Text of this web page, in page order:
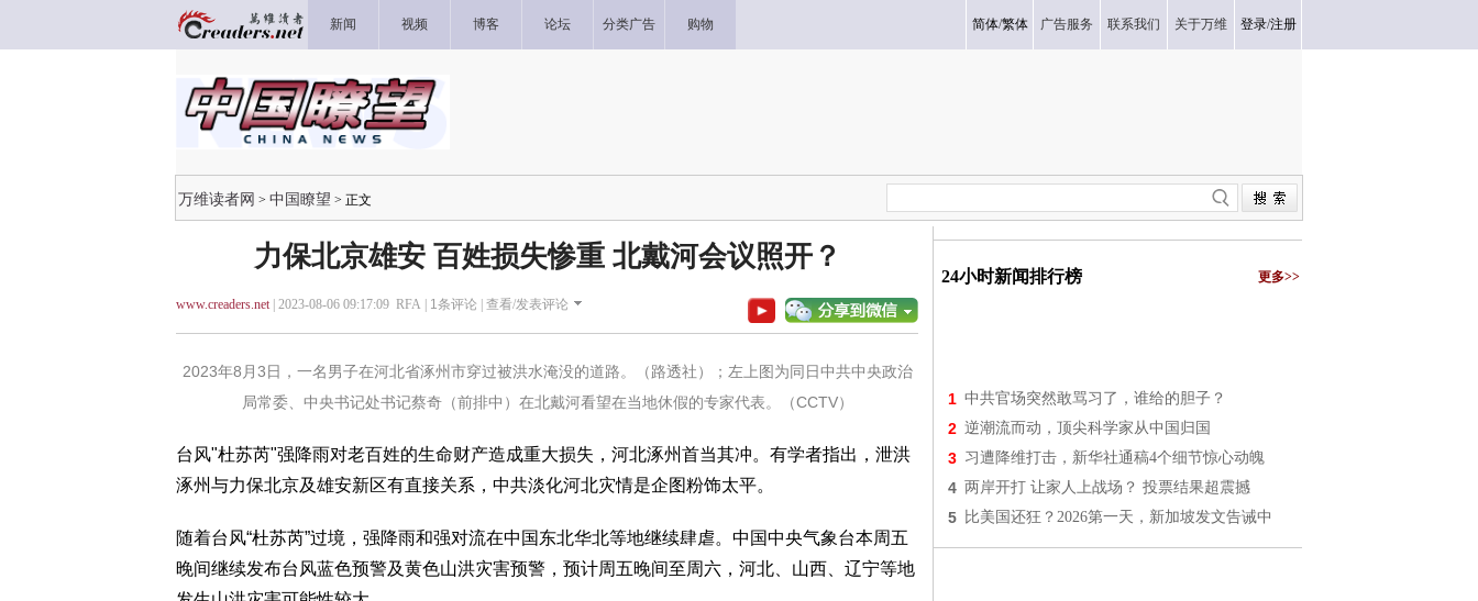
新闻 视频 博客 论坛 分类广告 购物 简体/繁体 广告服务 联系我们 关于万维 登录/注册
万维读者网 > 中国瞭望 > 正文
力保北京雄安 百姓损失惨重 北戴河会议照开？
www.creaders.net| 2023-08-06 09:17:09 RFA | 1条评论 | 查看/发表评论
2023年8月3日，一名男子在河北省涿州市穿过被洪水淹没的道路。（路透社）；左上图为同日中共中央政治
局常委、中央书记处书记蔡奇（前排中）在北戴河看望在当地休假的专家代表。（CCTV）
台风"杜苏芮"强降雨对老百姓的生命财产造成重大损失，河北涿州首当其冲。有学者指出，泄洪
涿州与力保北京及雄安新区有直接关系，中共淡化河北灾情是企图粉饰太平。
随着台风“杜苏芮”过境，强降雨和强对流在中国东北华北等地继续肆虐。中国中央气象台本周五
晚间继续发布台风蓝色预警及黄色山洪灾害预警，预计周五晚间至周六，河北、山西、辽宁等地
24小时新闻排行榜 更多>>
1 中共官场突然敢骂习了，谁给的胆子？
2 逆潮流而动，顶尖科学家从中国归国
3 习遭降维打击，新华社通稿4个细节惊心动魄
4 两岸开打 让家人上战场？ 投票结果超震撼
5 比美国还狂？2026第一天，新加坡发文告诫中